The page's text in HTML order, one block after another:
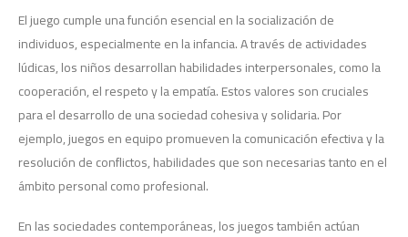
El juego cumple una función esencial en la socialización de
individuos, especialmente en la infancia. A través de actividades
lúdicas, los niños desarrollan habilidades interpersonales, como la
cooperación, el respeto y la empatía. Estos valores son cruciales
para el desarrollo de una sociedad cohesiva y solidaria. Por
ejemplo, juegos en equipo promueven la comunicación efectiva y la
resolución de conflictos, habilidades que son necesarias tanto en el
ámbito personal como profesional.
En las sociedades contemporáneas, los juegos también actúan